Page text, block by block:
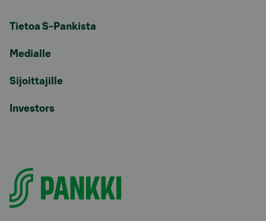
Tietoa S-Pankista
Medialle
Sijoittajille
Investors